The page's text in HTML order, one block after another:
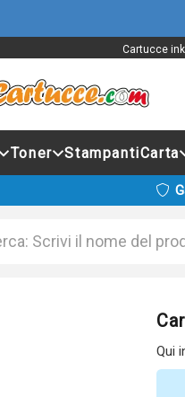
Cartucce
Toner StampantiCarta
Qui